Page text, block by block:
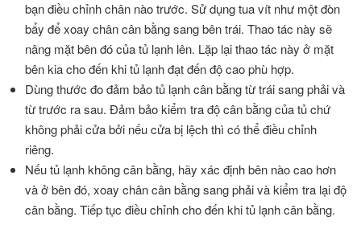
bạn điều chỉnh chân nào trước. Sử dụng tua vít như một đòn
bẩy để xoay chân cân bằng sang bên trái. Thao tác này sẽ
nâng mặt bên đó của tủ lạnh lên. Lặp lại thao tác này ở mặt
bên kia cho đến khi tủ lạnh đạt đến độ cao phù hợp.
Dùng thước đo đảm bảo tủ lạnh cân bằng từ trái sang phải và
từ trước ra sau. Đảm bảo kiểm tra độ cân bằng của tủ chứ
không phải cửa bởi nếu cửa bị lệch thì có thể điều chỉnh
riêng.
Nếu tủ lạnh không cân bằng, hãy xác định bên nào cao hơn
và ở bên đó, xoay chân cân bằng sang phải và kiểm tra lại độ
cân bằng. Tiếp tục điều chỉnh cho đến khi tủ lạnh cân bằng.